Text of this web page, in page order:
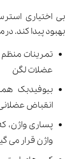
بی اختیاری
بهبود پیدا کند.
تمرینات
عضلات لگن
بیوفیدبک
انقباض
پساری واژن،
واژن قرار می